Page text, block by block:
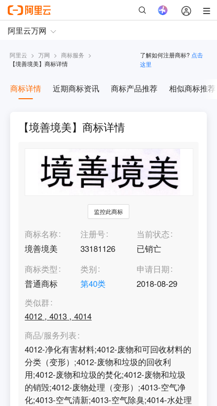
阿里云 > 万网 > 商标服务 >
【境善境美】商标详情
了解如何注册商标? 点击
这里
商标详情 近期商标资讯 商标产品推荐 相似商标推荐
【境善境美】商标详情
监控此商标
商标名称
境善境美
注册号
33181126
当前状态
已销亡
商标类型
普通商标
类别
第40类
申请日期
2018-08-29
类似群
4012 ,4013 ,4014
商品/服务列表
4012-净化有害材料;4012-废物和可回收材料的
分类（变形）;4012-废物和垃圾的回收利
用;4012-废物和垃圾的焚化;4012-废物和垃圾
的销毁;4012-废物处理（变形）;4013-空气净
化;4013-空气清新;4013-空气除臭;4014-水处理